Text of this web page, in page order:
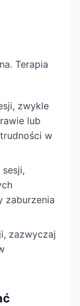
Terapia
zwykle
lub
w
zaburzenia
zazwyczaj